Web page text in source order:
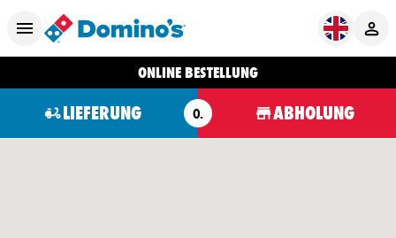
ONLINE BESTELLUNG
LIEFERUNG O. ABHOLUNG